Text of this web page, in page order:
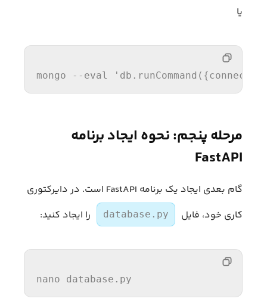
یا
mongo -- eval
مرحله پنجم: نحوه ایجاد برنامه
FastAPI
گام بعدی ایجاد یک برنامه FastAPI است. در دایرکتوری
کاری خود، فایل
database.py را ایجاد کنید:
nano database.py